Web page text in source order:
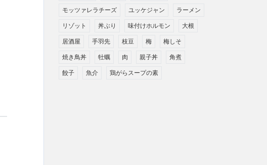
モッツァレラチーズ ユッケジャン ラーメン
リゾット 丼ぶり 味付けホルモン 大根
居酒屋 手羽先 枝豆 梅 梅しそ
焼き鳥丼 牡蠣 肉 親子丼 角煮
餃子 魚介 鶏がらスープの素